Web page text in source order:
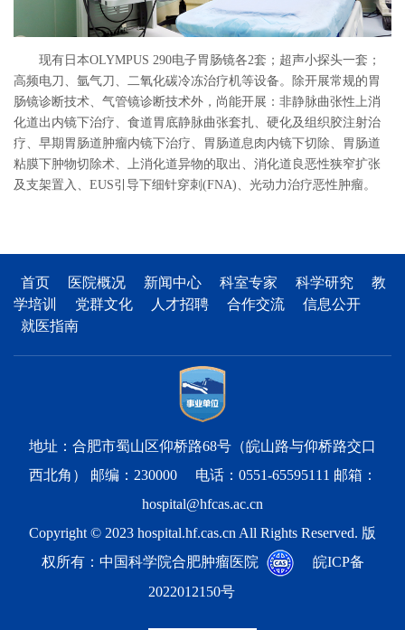
现有日本OLYMPUS 290电子胃肠镜各2套；超声小探头一套；
高频电刀、氩气刀、二氧化碳冷冻治疗机等设备。除开展常规的胃
肠镜诊断技术、气管镜诊断技术外，尚能开展：非静脉曲张性上消
化道出内镜下治疗、食道胃底静脉曲张套扎、硬化及组织胶注射治
疗、早期胃肠道肿瘤内镜下治疗、胃肠道息肉内镜下切除、胃肠道
粘膜下肿物切除术、上消化道异物的取出、消化道良恶性狭窄扩张
及支架置入、EUS引导下细针穿刺(FNA)、光动力治疗恶性肿瘤。
首页 医院概况 新闻中心 科室专家 科学研究
教
学培训
党群文化 人才招聘 合作交流
信息公开
就医指南
地址：合肥市蜀山区仰桥路68号（皖山路与仰桥路交口
西北角） 邮编：230000 电话：0551-65595111 邮箱：
hospital@hfcas.ac.cn
Copyright © 2023 hospital.hf.cas.cn All Rights Reserved. 版
权所有：中国科学院合肥肿瘤医院
皖ICP备
2022012150号